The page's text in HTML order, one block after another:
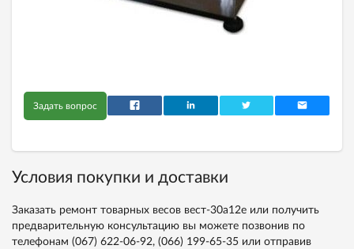
Задать вопрос
Условия покупки и доставки
Заказать ремонт товарных весов вест-30а12е или получить
предварительную консультацию вы можете позвонив по
телефонам (067) 622-06-92, (066) 199-65-35 или отправив